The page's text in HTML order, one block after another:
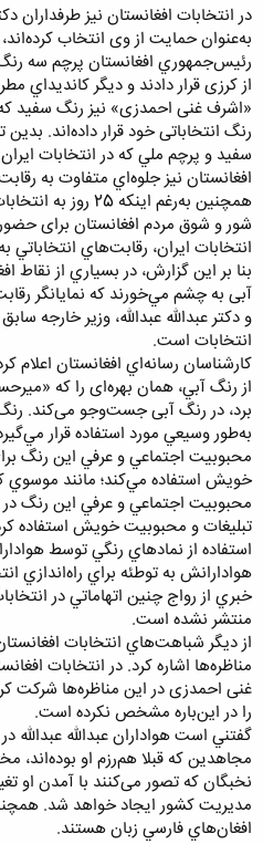
در انتخابات افغانستان نيز طرفداران
به‌عنوان حمایت از وی انتخاب
رئيس‌جمهوري افغانستان پرچم سه
از کرزی قرار دادند و دیگر کاندیداي
«اشرف غنی احمدزی» نیز رنگ سفید
رنگ انتخاباتی خود قرار داده‌اند.
سفيد و پرچم ملي كه در انتخابات
افغانستان نيز جلوه‌اي متفاوت به
همچنين به‌رغم
شور و شوق مردم افغانستان برای
انتخابات ايران، رقابت‌هاي
بنا بر اين گزارش، در بسياري از نقاط
آبی به چشم مي‌خورند كه نمايانگر
و دكتر عبدالله عبدالله‏، وزير خارجه
انتخابات است.
كارشناسان رسانه‌اي افغانستان اعلام
از رنگ آبي، همان بهره‌ای را که
برد، در رنگ آبی جست‌وجو می‌کند.
به‌طور وسيعي مورد استفاده قرار
محبوبيت اجتماعي و عرفي اين رنگ‌
خويش استفاده مي‌كند؛ مانند موسوي
محبوبيت اجتماعي و عرفي اين رنگ
تبليغات و محبوبيت خويش استفاده
استفاده از نمادهاي رنگي توسط
هوادارانش به توطئه براي راه‌اندازي
خبري از رواج چنين اتهاماتي در
منتشر نشده است.
از ديگر شباهت‌هاي انتخابات
مناظره‌ها اشاره كرد. در انتخابات
غنی احمدزی در اين مناظره‌ها شركت
را در اين‌باره مشخص نكرده است.
گفتني است هواداران عبدالله‌ عبدالله
مجاهدین که قبلا هم‌رزم او بوده‌اند،
نخبگان که تصور می‌کنند با آمدن او
مديريت کشور ایجاد خواهد شد.
افغان‌هاي فارسي زبان هستند.